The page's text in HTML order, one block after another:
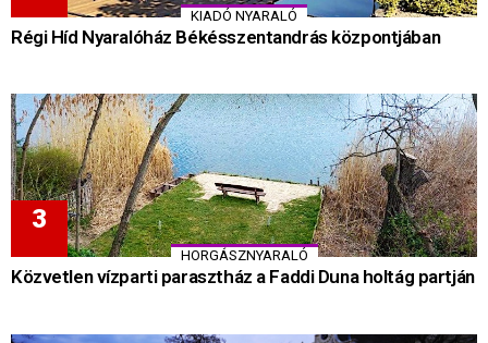
KIADÓ NYARALÓ
Régi Híd Nyaralóház Békésszentandrás központjában
HORGÁSZNYARALÓ
Közvetlen vízparti parasztház a Faddi Duna holtág partján